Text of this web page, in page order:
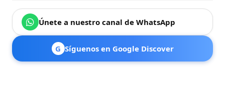
Únete a nuestro canal de WhatsApp
G Síguenos en Google Discover